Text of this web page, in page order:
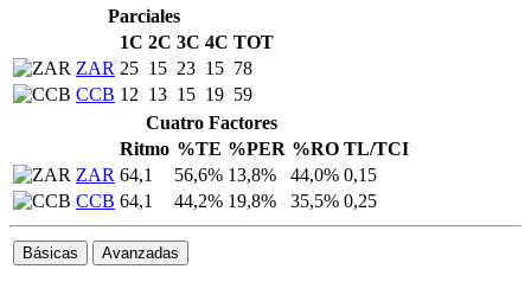
Parciales
1C 2C 3C 4C TOT
ZAR 25 15 23 15 78
CCB 12 13 15 19 59
Cuatro Factores
Ritmo %TE %PER %RO TL/TCI
ZAR 64,1 56,6% 13,8% 44,0% 0,15
CCB 64,1 44,2% 19,8% 35,5% 0,25
Básicas Avanzadas